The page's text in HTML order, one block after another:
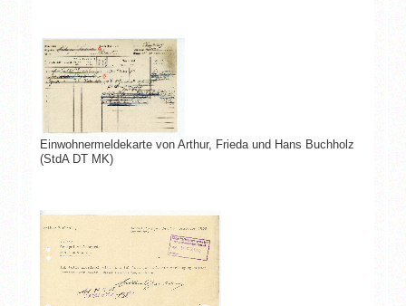
Einwohnermeldekarte von Arthur, Frieda und Hans Buchholz
(StdA DT MK)